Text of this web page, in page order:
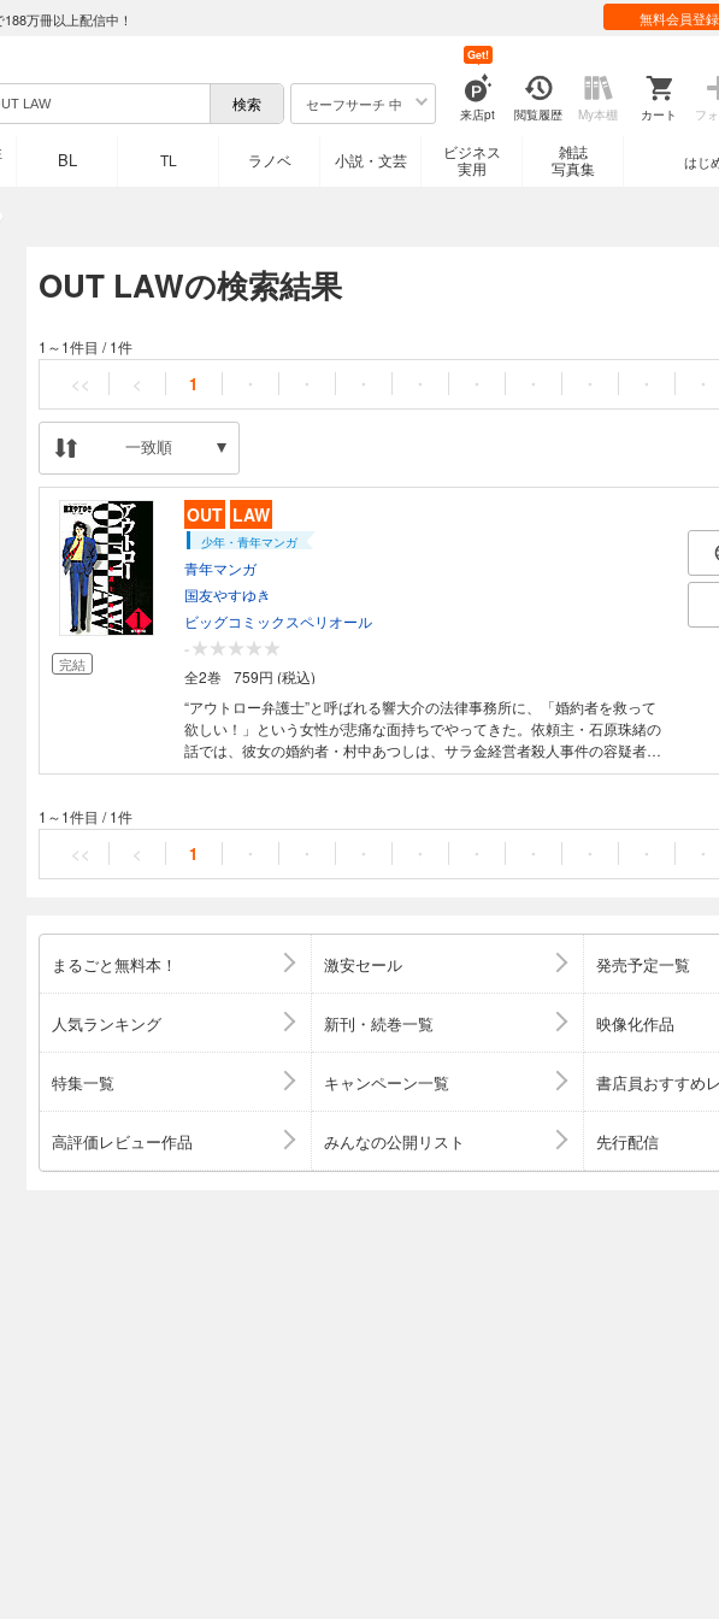
万冊以上配信中！ 無料会員登録
セーフサーチ 中
来店pt
Get!
閲覧履歴 My本棚 カート フ
BL TL ラノベ 小説・文芸
ビジネス
実用
雑誌
写真集
はじ
OUT LAWの検索結果
1～1件目 /1件
<< < 1 ・ ・ ・ ・ ・ ・ ・ ・ ・
一致順
完結
OUT LAW
少年・青年マンガ
青年マンガ
国友やすゆき
ビッグコミックスペリオール
-
全2巻
759円 (税込)
“アウトロー弁護士”と呼ばれる響大介の法律事務所に、「婚約者を救って
欲しい！」という女性が悲痛な面持ちでやってきた。依頼主・石原珠緒の
話では、彼女の婚約者・村中あつしは、サラ金経営者殺人事件の容疑者と
して挙げられ、当日のアリバイがないため、拘留されているということだ
イさえ証明できれば村上を釈放できると大介は考えていたが、検察側が強
引に村上を起訴しようと動きはじめ……
1～1件目 /1件
<< < 1 ・ ・ ・ ・ ・ ・ ・ ・ ・
まるごと無料本！ 激安セール 発売予定一覧
人気ランキング 新刊・続巻一覧 映像化作品
特集一覧 キャンペーン一覧 書店員おすすめ
高評価レビュー作品 みんなの公開リスト 先行配信